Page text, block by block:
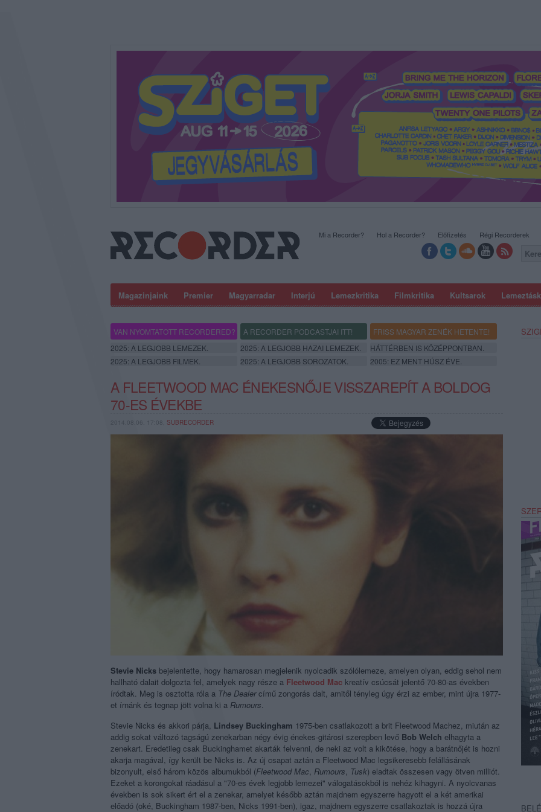
Magazinjaink Premier Magyarradar Interjú Lemezkritika Filmkritika Kultsarok
Mi a Recorder? Hol a Recorder? Előfizetés Régi Recorderek
VAN NYOMTATOTT RECORDERED? A RECORDER PODCASTJAI ITT!
FRISS MAGYAR ZENÉK HETENTE!
2025: A LEGJOBB LEMEZEK.
2025: A LEGJOBB HAZAI LEMEZEK.
HÁTTÉRBEN IS KÖZÉPPONTBAN.
2025: A LEGJOBB FILMEK.
2025: A LEGJOBB SOROZATOK. 2005: EZ MENT HÚSZ ÉVE.
A FLEETWOOD MAC ÉNEKESNŐJE VISSZAREPÍT A BOLDOG
70-ES ÉVEKBE
2014.08.06. 17:08, SUBRECORDER
Stevie Nicks bejelentette, hogy hamarosan megjelenik nyolcadik szólólemeze, amelyen olyan, eddig sehol nem
hallható dalait dolgozta fel, amelyek nagy része a Fleetwood Mac kreatív csúcsát jelentő 70-80-as években
íródtak. Meg is osztotta róla a The Dealercímű zongorás dalt, amitől tényleg úgy érzi az ember, mint újra 1977-
et írnánk és tegnap jött volna ki a Rumours.
Stevie Nicks és akkori párja, Lindsey Buckingham 1975-ben csatlakozott a brit Fleetwood Machez, miután az
addig sokat változó tagságú zenekarban négy évig énekes-gitárosi szerepben levő Bob Welch elhagyta a
zenekart. Eredetileg csak Buckinghamet akarták felvenni, de neki az volt a kikötése, hogy a barátnőjét is hozni
akarja magával, így került be Nicks is. Az új csapat aztán a Fleetwood Mac legsikeresebb felállásának
bizonyult, első három közös albumukból (Fleetwood Mac, Rumours, Tusk) eladtak összesen vagy ötven milliót.
Ezeket a korongokat ráadásul a "70-es évek legjobb lemezei" válogatásokból is nehéz kihagyni. A nyolcvanas
években is sok sikert ért el a zenekar, amelyet később aztán majdnem egyszerre hagyott el a két amerikai
előadó (oké, Buckingham 1987-ben, Nicks 1991-ben), igaz, majdnem egyszerre csatlakoztak is hozzá újra